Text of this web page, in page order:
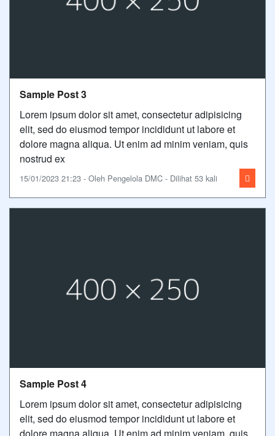
Sample Post 3
Lorem ipsum dolor sit amet, consectetur adipisicing
elit, sed do eiusmod tempor incididunt ut labore et
dolore magna aliqua. Ut enim ad minim veniam, quis
nostrud ex
15/01/2023 21:23 - Oleh Pengelola DMC - Dilihat 53 kali
Sample Post 4
Lorem ipsum dolor sit amet, consectetur adipisicing
elit, sed do eiusmod tempor incididunt ut labore et